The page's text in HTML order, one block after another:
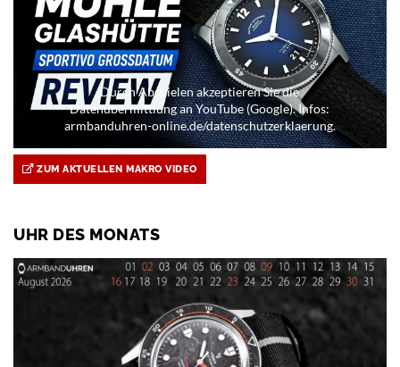
Durch Abspielen akzeptieren Sie die
Datenübermittlung an YouTube (Google). Infos:
armbanduhren-online.de/datenschutzerklaerung.
ZUM AKTUELLEN MAKRO VIDEO
UHR DES MONATS